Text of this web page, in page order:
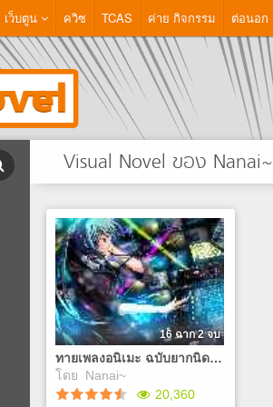
เว็บตูน ควิซ TCAS ค่าย กิจกรรม ต่อนอก
Visual Novel ของ Nanai~
ทายเพลงอนิเมะ ฉบับยากนิดๆ15เพลง
โดย
Nanai~
16 ฉาก 2 จบ
20,360